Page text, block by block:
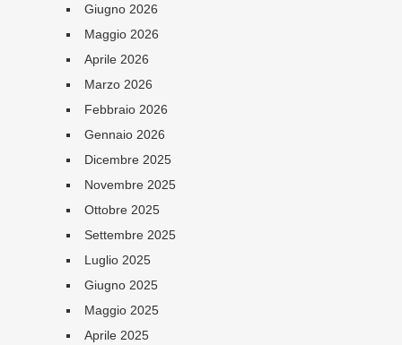
Giugno 2026
Maggio 2026
Aprile 2026
Marzo 2026
Febbraio 2026
Gennaio 2026
Dicembre 2025
Novembre 2025
Ottobre 2025
Settembre 2025
Luglio 2025
Giugno 2025
Maggio 2025
Aprile 2025